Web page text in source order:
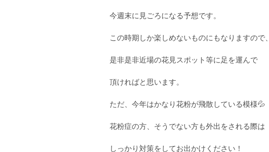
今週末に見ごろになる予想です。
この時期しか楽しめないものにもなりますので、
是非是非近場の花見スポット等に足を運んで
頂ければと思います。
ただ、今年はかなり花粉が飛散している模様💦
花粉症の方、そうでない方も外出をされる際は
しっかり対策をしてお出かけください！